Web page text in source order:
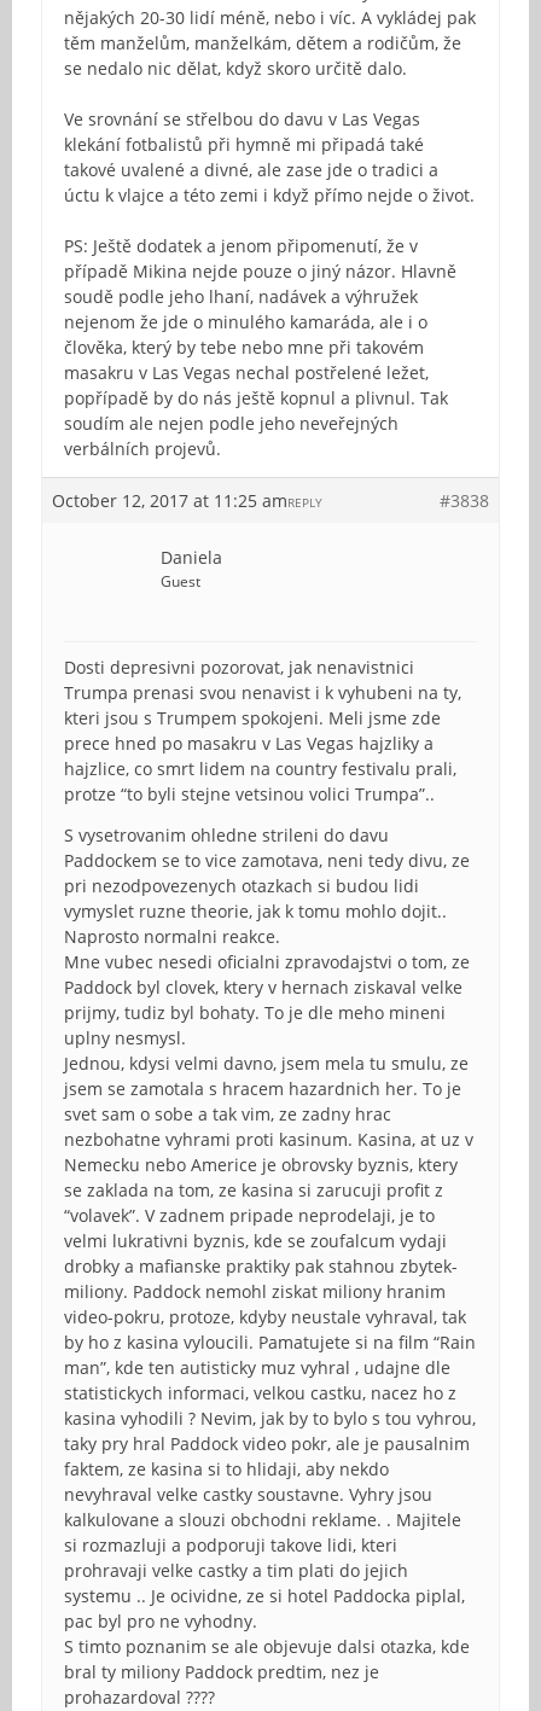
nějakých 20-30 lidí méně, nebo i víc. A vykládej pak
těm manželům, manželkám, dětem a rodičům, že
se nedalo nic dělat, když skoro určitě dalo.
Ve srovnání se střelbou do davu v Las Vegas
klekání fotbalistů při hymně mi připadá také
takové uvalené a divné, ale zase jde o tradici a
úctu k vlajce a této zemi i když přímo nejde o život.
PS: Ještě dodatek a jenom připomenutí, že v
případě Mikina nejde pouze o jiný názor. Hlavně
soudě podle jeho lhaní, nadávek a výhružek
nejenom že jde o minulého kamaráda, ale i o
člověka, který by tebe nebo mne při takovém
masakru v Las Vegas nechal postřelené ležet,
popřípadě by do nás ještě kopnul a plivnul. Tak
soudím ale nejen podle jeho neveřejných
verbálních projevů.
October 12, 2017 at 11:25 am #3838
REPLY
Daniela
Guest
Dosti depresivni pozorovat, jak nenavistnici
Trumpa prenasi svou nenavist i k vyhubeni na ty,
kteri jsou s Trumpem spokojeni. Meli jsme zde
prece hned po masakru v Las Vegas hajzliky a
hajzlice, co smrt lidem na country festivalu prali,
protze “to byli stejne vetsinou volici Trumpa”..
S vysetrovanim ohledne strileni do davu
Paddockem se to vice zamotava, neni tedy divu, ze
pri nezodpovezenych otazkach si budou lidi
vymyslet ruzne theorie, jak k tomu mohlo dojit..
Naprosto normalni reakce.
Mne vubec nesedi oficialni zpravodajstvi o tom, ze
Paddock byl clovek, ktery v hernach ziskaval velke
prijmy, tudiz byl bohaty. To je dle meho mineni
uplny nesmysl.
Jednou, kdysi velmi davno, jsem mela tu smulu, ze
jsem se zamotala s hracem hazardnich her. To je
svet sam o sobe a tak vim, ze zadny hrac
nezbohatne vyhrami proti kasinum. Kasina, at uz v
Nemecku nebo Americe je obrovsky byznis, ktery
se zaklada na tom, ze kasina si zarucuji profit z
“volavek”. V zadnem pripade neprodelaji, je to
velmi lukrativni byznis, kde se zoufalcum vydaji
drobky a mafianske praktiky pak stahnou zbytek-
miliony. Paddock nemohl ziskat miliony hranim
video-pokru, protoze, kdyby neustale vyhraval, tak
by ho z kasina vyloucili. Pamatujete si na film “Rain
man”, kde ten autisticky muz vyhral , udajne dle
statistickych informaci, velkou castku, nacez ho z
kasina vyhodili ? Nevim, jak by to bylo s tou vyhrou,
taky pry hral Paddock video pokr, ale je pausalnim
faktem, ze kasina si to hlidaji, aby nekdo
nevyhraval velke castky soustavne. Vyhry jsou
kalkulovane a slouzi obchodni reklame. . Majitele
si rozmazluji a podporuji takove lidi, kteri
prohravaji velke castky a tim plati do jejich
systemu .. Je ocividne, ze si hotel Paddocka piplal,
pac byl pro ne vyhodny.
S timto poznanim se ale objevuje dalsi otazka, kde
bral ty miliony Paddock predtim, nez je
prohazardoval ????